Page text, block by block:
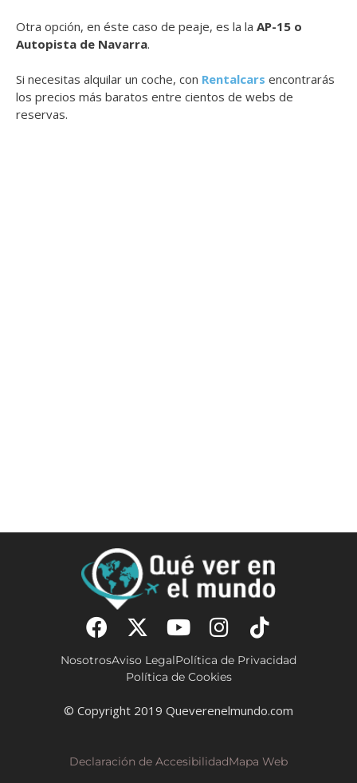
Otra opción, en éste caso de peaje, es la la AP-15 o
Autopista de Navarra.
Si necesitas alquilar un coche, con Rentalcars encontrarás
los precios más baratos entre cientos de webs de
reservas.
NosotrosAviso LegalPolítica de Privacidad
Política de Cookies
© Copyright 2019 Queverenelmundo.com
Declaración de AccesibilidadMapa Web